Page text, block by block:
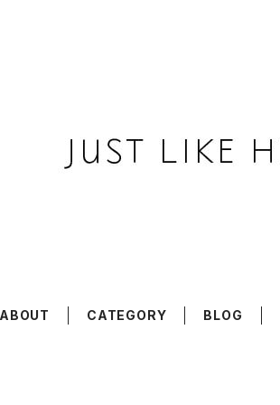
CATEGORY BLOG